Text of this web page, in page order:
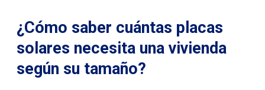
¿Cómo saber cuántas placas
solares necesita una vivienda
según su tamaño?